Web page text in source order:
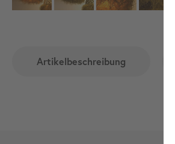
Artikelbeschreibung